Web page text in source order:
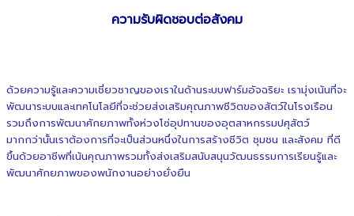
ความรับผิดชอบต่อสังคม
ด้วยความรู้และความเชี่ยวชาญของเราในด้านระบบฟาร์มอัจฉริยะ เรามุ่งเน้นที่จะ
พัฒนาระบบและเทคโนโลยีที่จะช่วยส่งเสริมคุณภาพชีวิตของสัตว์ในโรงเรือน
รวมถึงการพัฒนาศักยภาพทั้งห่วงโซ่อุปทานของอุตสาหกรรมปศุสัตว์
มากกว่านั้นเราต้องการที่จะเป็นส่วนหนึ่งในการสร้างชีวิต ชุมชน และสังคม ที่ดี
ขึ้นด้วยอาชีพที่เน้นคุณภาพรวมทั้งส่งเสริมสนับสนุนวัฒนธรรมการเรียนรู้และ
พัฒนาศักยภาพของพนักงานอย่างยั่งยืน